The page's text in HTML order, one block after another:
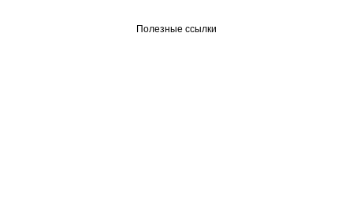
Полезные ссылки